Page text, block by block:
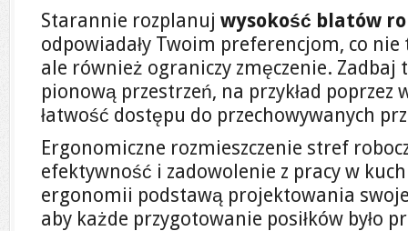
Starannie rozplanuj wysokość blatów
odpowiadały Twoim preferencjom, co
ale również ograniczy zmęczenie. Zadbaj
pionową przestrzeń, na przykład poprzez
łatwość dostępu do przechowywanych
Ergonomiczne rozmieszczenie stref
efektywność i zadowolenie z pracy w
ergonomii podstawą projektowania
aby każde przygotowanie posiłków było